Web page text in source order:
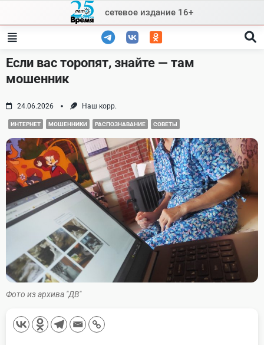
content
сетевое издание 16+
Если вас торопят, знайте — там
мошенник
24.06.2026 Наш корр.
ИНТЕРНЕТ МОШЕННИКИ РАСПОЗНАВАНИЕ СОВЕТЫ
Фото из архива "ДВ"